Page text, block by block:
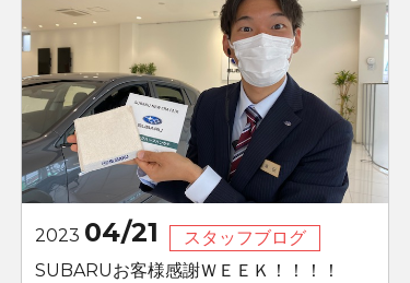
2023 04/21
スタッフブログ
SUBARUお客様感謝ＷＥＥＫ！！！！